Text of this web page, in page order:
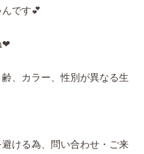
です💕
❤
、カラー、性別が異なる生
ける為、問い合わせ・ご来